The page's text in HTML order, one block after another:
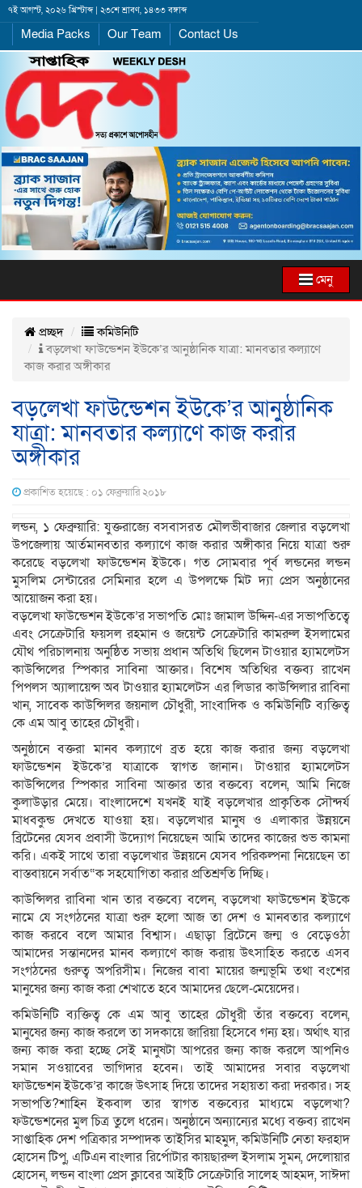
৭ই আগস্ট, ২০২৬ খ্রিস্টাব্দ | ২৩শে শ্রাবণ, ১৪৩৩ বঙ্গাব্দ
Media Packs Our Team Contact Us
মেনু
প্রচ্ছদ
কমিউনিটি
বড়লেখা ফাউন্ডেশন ইউকে’র আনুষ্ঠানিক যাত্রা: মানবতার কল্যাণে
কাজ করার অঙ্গীকার
বড়লেখা ফাউন্ডেশন ইউকে’র আনুষ্ঠানিক
যাত্রা: মানবতার কল্যাণে কাজ করার
অঙ্গীকার
প্রকাশিত হয়েছে : ০১ ফেব্রুয়ারি ২০১৮
লন্ডন, ১ ফেব্রুয়ারি: যুক্তরাজ্যে বসবাসরত মৌলভীবাজার জেলার বড়লেখা
উপজেলায় আর্তমানবতার কল্যাণে কাজ করার অঙ্গীকার নিয়ে যাত্রা শুরু
করেছে বড়লেখা ফাউন্ডেশন ইউকে। গত সোমবার পূর্ব লন্ডনের লন্ডন
মুসলিম সেন্টারের সেমিনার হলে এ উপলক্ষে মিট দ্যা প্রেস অনুষ্ঠানের
আয়োজন করা হয়।
বড়লেখা ফাউন্ডেশন ইউকে’র সভাপতি মোঃ জামাল উদ্দিন-এর সভাপতিত্বে
এবং সেক্রেটারি ফয়সল রহমান ও জয়েন্ট সেক্রেটারি কামরুল ইসলামের
যৌথ পরিচালনায় অনুষ্ঠিত সভায় প্রধান অতিথি ছিলেন টাওয়ার হ্যামলেটস
কাউন্সিলের স্পিকার সাবিনা আক্তার। বিশেষ অতিথির বক্তব্য রাখেন
পিপলস অ্যালায়েন্স অব টাওয়ার হ্যামলেটস এর লিডার কাউন্সিলার রাবিনা
খান, সাবেক কাউন্সিলর জয়নাল চৌধুরী, সাংবাদিক ও কমিউনিটি ব্যক্তিত্ব
কে এম আবু তাহের চৌধুরী।
অনুষ্ঠানে বক্তরা মানব কল্যাণে ব্রত হয়ে কাজ করার জন্য বড়লেখা
ফাউন্ডেশন ইউকে’র যাত্রাকে স্বাগত জানান। টাওয়ার হ্যামলেটস
কাউন্সিলের স্পিকার সাবিনা আক্তার তার বক্তব্যে বলেন, আমি নিজে
কুলাউড়ার মেয়ে। বাংলাদেশে যখনই যাই বড়লেখার প্রাকৃতিক সৌন্দর্য
মাধবকুন্ড দেখতে যাওয়া হয়। বড়লেখার মানুষ ও এলাকার উন্নয়নে
ব্রিটেনের যেসব প্রবাসী উদ্যোগ নিয়েছেন আমি তাদের কাজের শুভ কামনা
করি। একই সাথে তারা বড়লেখার উন্নয়নে যেসব পরিকল্পনা নিয়েছেন তা
বাস্তবায়নে সর্বাত“ক সহযোগিতা করার প্রতিশ্রুতি দিচ্ছি।
কাউন্সিলর রাবিনা খান তার বক্তব্যে বলেন, বড়লেখা ফাউন্ডেশন ইউকে
নামে যে সংগঠনের যাত্রা শুরু হলো আজ তা দেশ ও মানবতার কল্যাণে
কাজ করবে বলে আমার বিশ্বাস। এছাড়া ব্রিটেনে জন্ম ও বেড়েওঠা
আমাদের সন্তানদের মানব কল্যাণে কাজ করায় উৎসাহিত করতে এসব
সংগঠনের গুরুত্ব অপরিসীম। নিজের বাবা মায়ের জন্মভূমি তথা বংশের
মানুষের জন্য কাজ করা শেখাতে হবে আমাদের ছেলে-মেয়েদের।
কমিউনিটি ব্যক্তিত্ব কে এম আবু তাহের চৌধুরী তাঁর বক্তব্যে বলেন,
মানুষের জন্য কাজ করলে তা সদকায়ে জারিয়া হিসেবে গন্য হয়। অর্থাৎ যার
জন্য কাজ করা হচ্ছে সেই মানুষটা আপরের জন্য কাজ করলে আপনিও
সমান সওয়াবের ভাগিদার হবেন। তাই আমাদের সবার বড়লেখা
ফাউন্ডেশন ইউকে’র কাজে উৎসাহ দিয়ে তাদের সহায়তা করা দরকার। সহ
সভাপতি?শাহিন ইকবাল তার স্বাগত বক্তব্যের মাধ্যমে বড়লেখা?
ফউন্ডেশনের মুল চিত্র তুলে ধরেন। অনুষ্ঠানে অন্যান্যের মধ্যে বক্তব্য রাখেন
সাপ্তাহিক দেশ পত্রিকার সম্পাদক তাইসির মাহমুদ, কমিউনিটি নেতা ফরহাদ
হোসেন টিপু, এটিএন বাংলার রির্পোটার কায়ছারুল ইসলাম সুমন, দেলোয়ার
হোসেন, লন্ডন বাংলা প্রেস ক্লাবের আইটি সেক্রেটারি সালেহ আহমদ, সাঈদা